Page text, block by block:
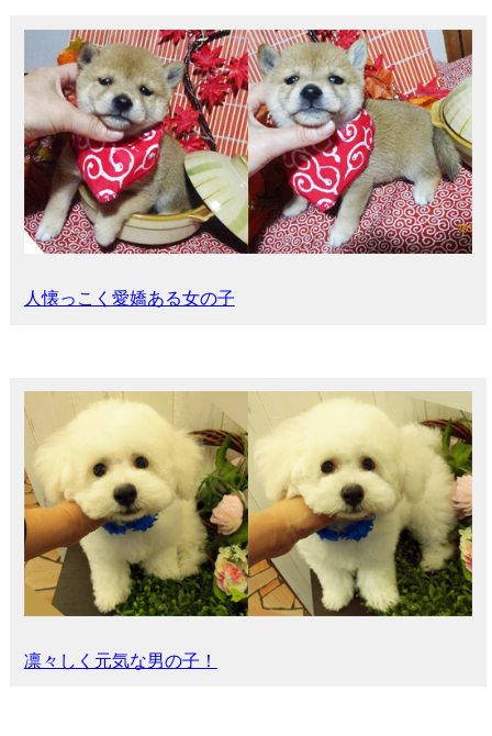
人懐っこく愛嬌ある女の子
凛々しく元気な男の子！